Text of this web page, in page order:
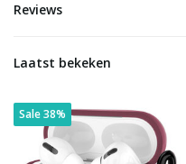
Reviews
Laatst bekeken
Sale 38%